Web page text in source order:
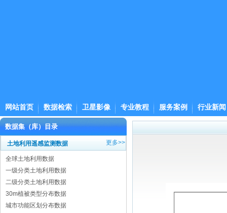
网站首页 数据检索 卫星影像 专业教程 服务案例 行业新闻
数据集（库）目录
土地利用遥感监测数据 更多>>
全球土地利用数据
一级分类土地利用数据
二级分类土地利用数据
30m植被类型分布数据
城市功能区划分布数据